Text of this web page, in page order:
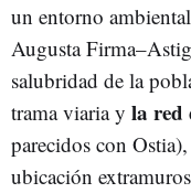
un entorno
Augusta
salubridad de la
trama viaria y la red
parecidos con
ubicación